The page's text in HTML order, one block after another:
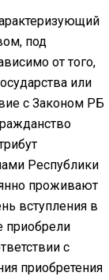
под
от того,
или
с Законом РБ
Республики
проживают
вступления в
приобрели
с
приобретения